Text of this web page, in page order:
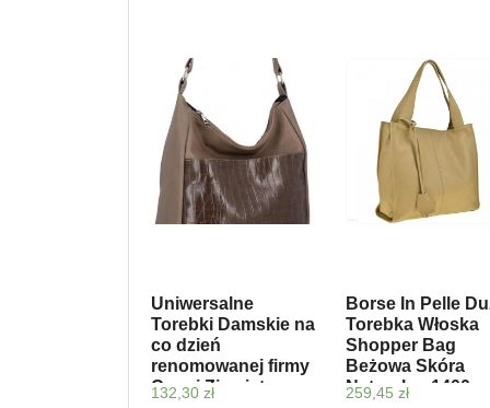
Uniwersalne
Torebki Damskie na
co dzień
renomowanej firmy
Conci Ziemista
132,30 zł
Borse In Pelle
Torebka Włoska
Shopper Bag
Beżowa Skóra
Naturalna 1400
259,45 zł